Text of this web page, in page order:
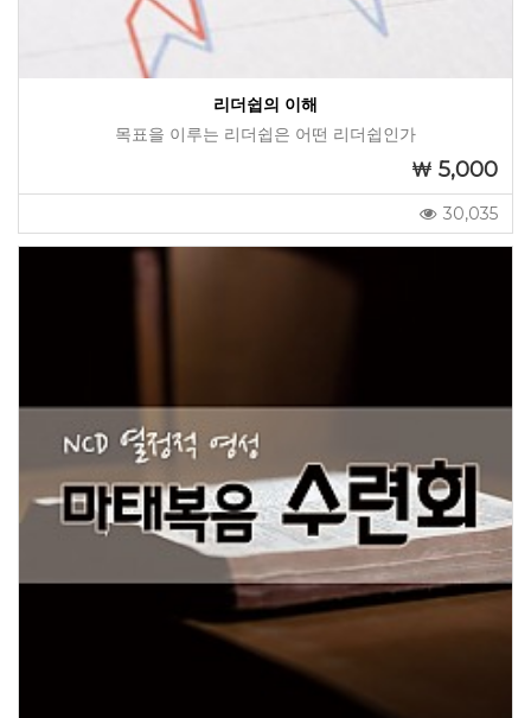
리더쉽의 이해
목표을 이루는 리더쉽은 어떤 리더쉽인가
5,000
30,035